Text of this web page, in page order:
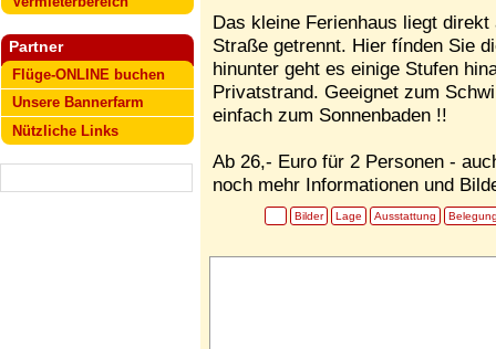
Partner
Flüge-ONLINE buchen
Unsere Bannerfarm
Nützliche Links
Das kleine Ferienhaus liegt
Straße getrennt. Hier fínden Sie
hinunter geht es einige Stufen
Privatstrand. Geeignet zum
einfach zum Sonnenbaden !!
Ab 26,- Euro für 2 Personen -
noch mehr Informationen und
Bilder Lage Ausstattung